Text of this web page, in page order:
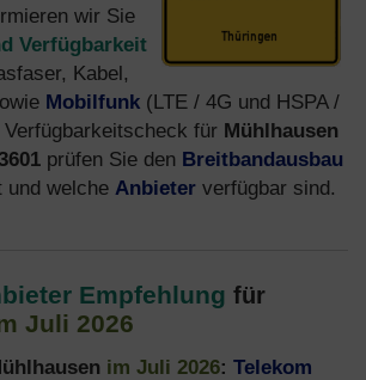
wir Sie
Verfügbarkeit
Kabel,
Mobilfunk (LTE / 4G und HSPA /
für Mühlhausen
prüfen Sie den Breitbandausbau
und welche Anbieter verfügbar sind.
Empfehlung für
Juli 2026
im Juli 2026: Telekom